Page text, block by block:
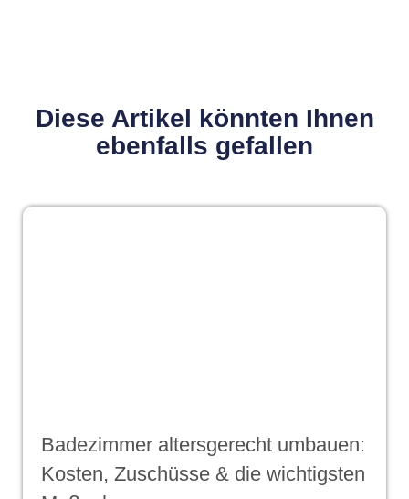
Diese Artikel könnten Ihnen
ebenfalls gefallen
Badezimmer altersgerecht umbauen:
Kosten, Zuschüsse & die wichtigsten